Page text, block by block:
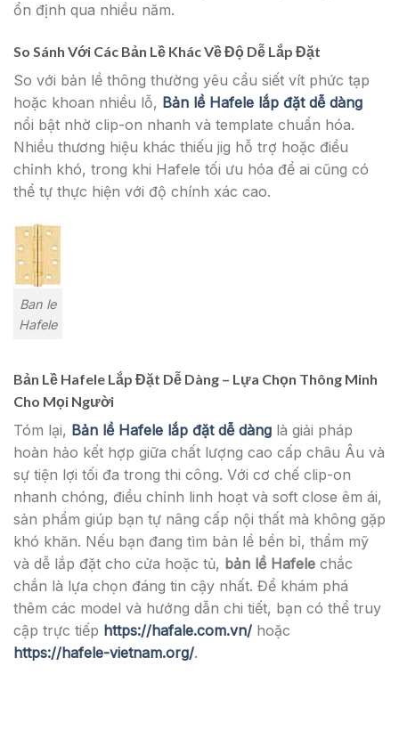
ổn định qua nhiều năm.
So Sánh Với Các Bản Lề Khác Về Độ Dễ Lắp Đặt
So với bản lề thông thường yêu cầu siết vít phức tạp
hoặc khoan nhiều lỗ, Bản lề Hafele lắp đặt dễ dàng
nổi bật nhờ clip-on nhanh và template chuẩn hóa.
Nhiều thương hiệu khác thiếu jig hỗ trợ hoặc điều
chỉnh khó, trong khi Hafele tối ưu hóa để ai cũng có
thể tự thực hiện với độ chính xác cao.
Ban le
Hafele
Bản Lề Hafele Lắp Đặt Dễ Dàng – Lựa Chọn Thông Minh
Cho Mọi Người
Tóm lại, Bản lề Hafele lắp đặt dễ dàng là giải pháp
hoàn hảo kết hợp giữa chất lượng cao cấp châu Âu và
sự tiện lợi tối đa trong thi công. Với cơ chế clip-on
nhanh chóng, điều chỉnh linh hoạt và soft close êm ái,
sản phẩm giúp bạn tự nâng cấp nội thất mà không gặp
khó khăn. Nếu bạn đang tìm bản lề bền bỉ, thẩm mỹ
và dễ lắp đặt cho cửa hoặc tủ, bản lề Hafele chắc
chắn là lựa chọn đáng tin cậy nhất. Để khám phá
thêm các model và hướng dẫn chi tiết, bạn có thể truy
cập trực tiếp https://hafale.com.vn/ hoặc
https://hafele-vietnam.org/.